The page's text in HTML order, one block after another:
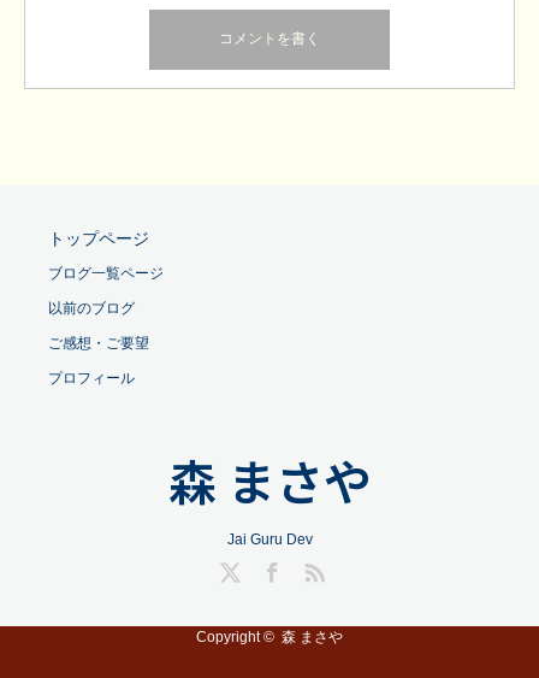
トップページ
ブログ一覧ページ
以前のブログ
ご感想・ご要望
プロフィール
森 まさや
Jai Guru Dev
Copyright © 森 まさや